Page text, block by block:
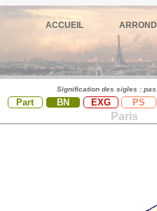
ACCUEIL
Signification des sigles :
Part BN EXG PS
Paris